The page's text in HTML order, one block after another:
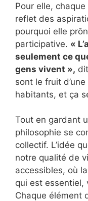
Pour elle,
reflet des
pourquoi elle
participative. «
seulement ce
gens vivent »,
sont le fruit
habitants, et ça
Tout en gardant
philosophie se
collectif. L’idée
notre qualité de
accessibles, où
qui est essentiel,
Chaque élément